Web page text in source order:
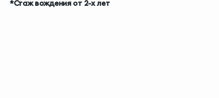
*Стаж вождения от 2-х лет